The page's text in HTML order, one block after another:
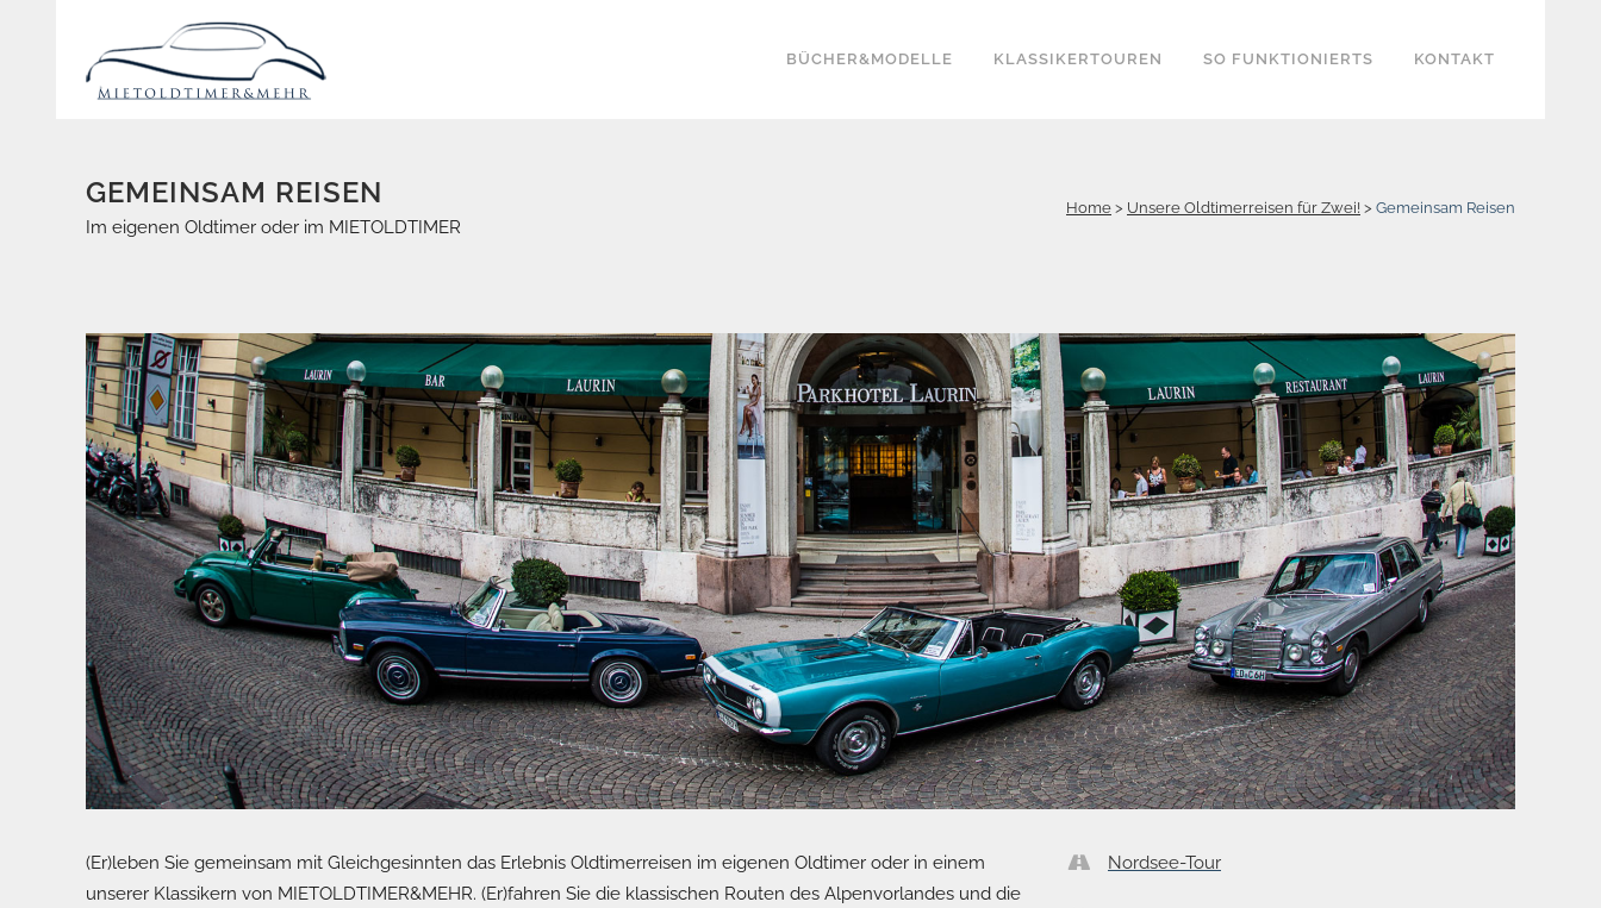
BÜCHER&MODELLE KLASSIKERTOUREN SO FUNKTIONIERTS KONTAKT
Home > Unsere Oldtimerreisen für Zwei! > Gemeinsam Reisen
GEMEINSAM REISEN
Im eigenen Oldtimer oder im MIETOLDTIMER
(Er)leben Sie gemeinsam mit Gleichgesinnten das Erlebnis Oldtimerreisen im eigenen Oldtimer oder in einem
unserer Klassikern von MIETOLDTIMER&MEHR. (Er)fahren Sie die klassischen Routen des Alpenvorlandes und die
Nordsee-Tour